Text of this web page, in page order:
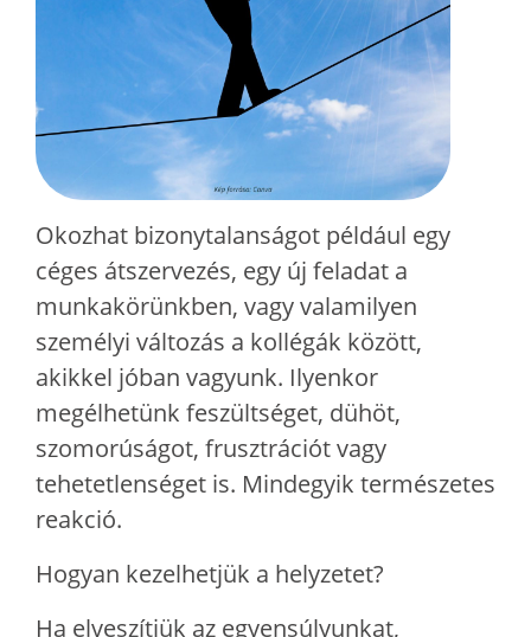
Okozhat bizonytalanságot például egy
céges átszervezés, egy új feladat a
munkakörünkben, vagy valamilyen
személyi változás a kollégák között,
akikkel jóban vagyunk. Ilyenkor
megélhetünk feszültséget, dühöt,
szomorúságot, frusztrációt vagy
tehetetlenséget is. Mindegyik természetes
reakció.
Hogyan kezelhetjük a helyzetet?
Ha elveszítjük az egyensúlyunkat,